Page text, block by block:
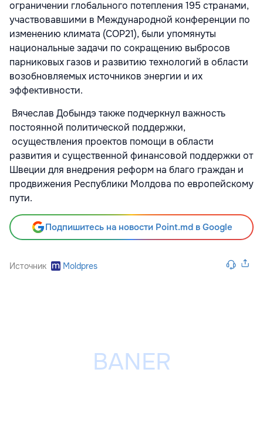
ограничении глобального потепления 195 странами,
участвовавшими в Международной конференции по
изменению климата (COP21), были упомянуты
национальные задачи по сокращению выбросов
парниковых газов и развитию технологий в области
возобновляемых источников энергии и их
эффективности.
Вячеслав Добындэ также подчеркнул важность
постоянной политической поддержки,
осуществления проектов помощи в области
развития и существенной финансовой поддержки от
Швеции для внедрения реформ на благо граждан и
продвижения Республики Молдова по европейскому
пути.
Подпишитесь на новости Point.md в Google
Источник Moldpres